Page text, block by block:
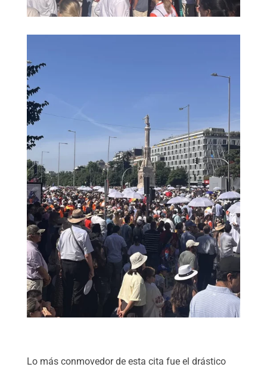
Lo más conmovedor de esta cita fue el drástico